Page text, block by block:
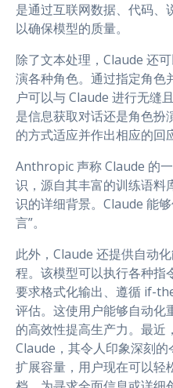
是通过互联网数据、代码、
以确保模型的质量。
除了文本处理，Claude 还
演各种角色。通过指定角色
户可以与 Claude 进行无缝
是信息获取对话还是角色扮
的方式适应并作出相应的回
Anthropic 声称 Claude 的
识，源自其丰富的训练语料
识的详细背景。Claude 能
言”。
此外，Claude 还提供自动
程。该模型可以执行各种指
要求格式化输出、遵循 if-
评估。这使用户能够自动化
的高效性提高生产力。最近
Claude，其令人印象深刻
扩展容量，用户现在可以轻